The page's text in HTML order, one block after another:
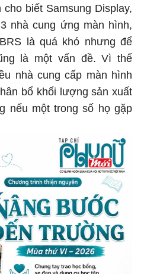
biết Samsung Display,
nhà cung ứng màn hình,
là quá khó nhưng để
là một vấn đề. Vì thế
nhà cung cấp màn hình
bổ khối lượng sản xuất
nếu một trong số họ gặp